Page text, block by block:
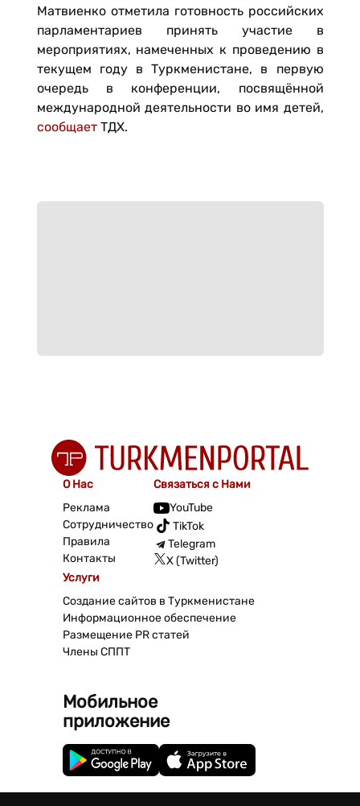
Матвиенко отметила готовность российских
парламентариев принять участие в
мероприятиях, намеченных к проведению в
текущем году в Туркменистане, в первую
очередь в конференции, посвящённой
международной деятельности во имя детей,
сообщаетТДХ.
О Нас
Реклама
Сотрудничество
Правила
Контакты
Связаться с Нами
YouTube
TikTok
Telegram
X (Twitter)
Услуги
Создание сайтов в Туркменистане
Информационное обеспечение
Размещение PR статей
Члены СППТ
Мобильное
приложение